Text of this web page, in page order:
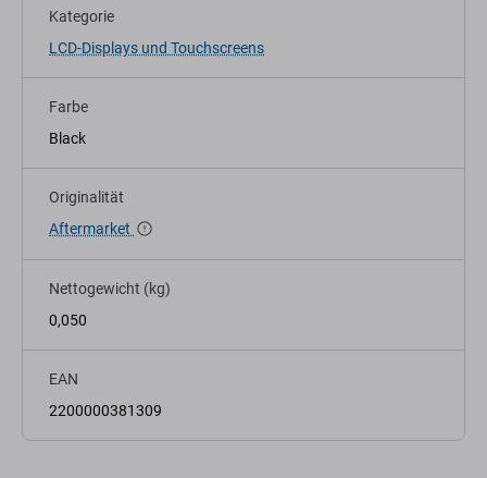
Kategorie
LCD-Displays und Touchscreens
Farbe
Black
Originalität
Aftermarket
Nettogewicht (kg)
0,050
EAN
2200000381309